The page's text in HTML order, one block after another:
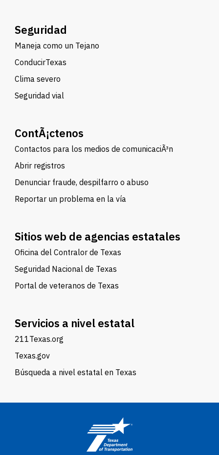
Seguridad
Maneja como un Tejano
ConducirTexas
Clima severo
Seguridad vial
ContÃ¡ctenos
Contactos para los medios de comunicaciÃ³n
Abrir registros
Denunciar fraude, despilfarro o abuso
Reportar un problema en la vía
Sitios web de agencias estatales
Oficina del Contralor de Texas
Seguridad Nacional de Texas
Portal de veteranos de Texas
Servicios a nivel estatal
211Texas.org
Texas.gov
Búsqueda a nivel estatal en Texas